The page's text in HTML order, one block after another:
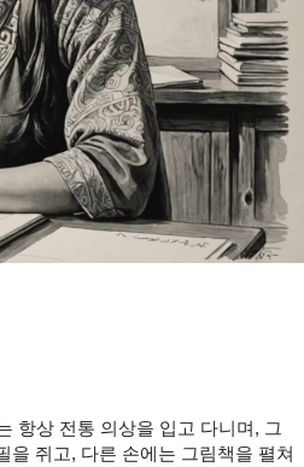
항상 전통 의상을 입고 다니며, 그
을 쥐고, 다른 손에는 그림책을 펼쳐